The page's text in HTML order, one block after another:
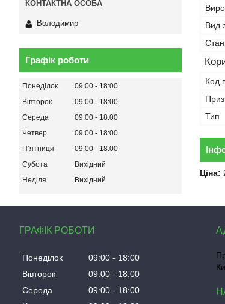
Вид
Стан
Код
Тип
Ціна:
Володимир
Графік роботи
Понеділок 09:00
18:00
Вівторок
09:00
18:00
Середа
09:00
18:00
Четвер
09:00
18:00
Пʼятниця
09:00
18:00
Субота
Вихідний
Неділя
Вихідний
ГРАФІК РОБОТИ
Понеділок 09:00
18:00
Вівторок
09:00
18:00
Середа
09:00
18:00